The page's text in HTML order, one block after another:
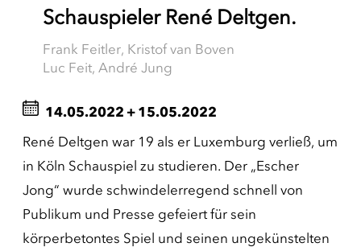
Schauspieler René Deltgen.
Frank Feitler, Kristof van Boven
Luc Feit, André Jung
14.05.2022 + 15.05.2022
René Deltgen war 19 als er Luxemburg verließ, um
in Köln Schauspiel zu studieren. Der „Escher
Jong“ wurde schwindelerregend schnell von
Publikum und Presse gefeiert für sein
körperbetontes Spiel und seinen ungekünstelten